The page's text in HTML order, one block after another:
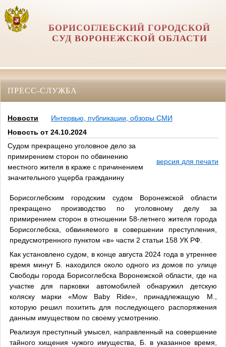
БОРИСОГЛЕБСКИЙ ГОРОДСКОЙ
СУД ВОРОНЕЖСКОЙ ОБЛАСТИ
ПРЕСС-СЛУЖБА
Новости
Интервью, публикации, обзоры СМИ
Новость от 24.10.2024
Судом прекращено уголовное дело за
примирением сторон по обвинению
местного жителя в краже с причинением
значительного ущерба гражданину
версия для печати
Борисоглебским городским судом Воронежской области
прекращено производство по уголовному делу за
примирением сторон в отношении 58-летнего жителя города
Борисоглебска, обвиняемого в совершении преступления,
предусмотренного пунктом «в» части 2 статьи 158 УК РФ.
Как установлено судом, в конце августа 2024 года в утреннее
время минут Б. находился около одного из домов по улице
Свободы города Борисоглебска Воронежской области, где на
участке для парковки автомобилей обнаружил детскую
коляску марки «Mow Baby Ride», принадлежащую М.,
которую решил похитить для последующего распоряжения
данным имуществом по своему усмотрению.
Реализуя преступный умысел, направленный на совершение
тайного хищения чужого имущества, Б. в указанное время,